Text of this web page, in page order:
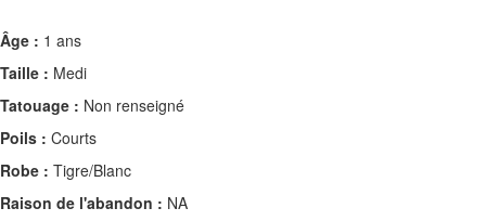
Âge : 1 ans
Taille : Medi
Tatouage : Non renseigné
Poils : Courts
Robe : Tigre/Blanc
Raison de l'abandon : NA